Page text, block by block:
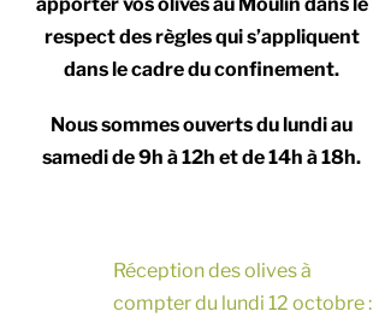
respect des règles qui s’appliquent
dans le cadre du confinement.
Nous sommes ouverts du lundi au
samedi de 9h à 12h et de 14h à 18h.
Réception des olives à
compter du lundi 12 octobre :